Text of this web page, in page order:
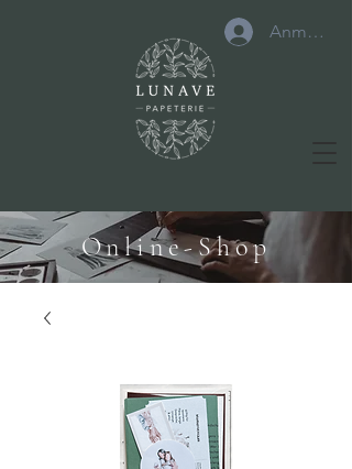
Anmelden
Online-Shop